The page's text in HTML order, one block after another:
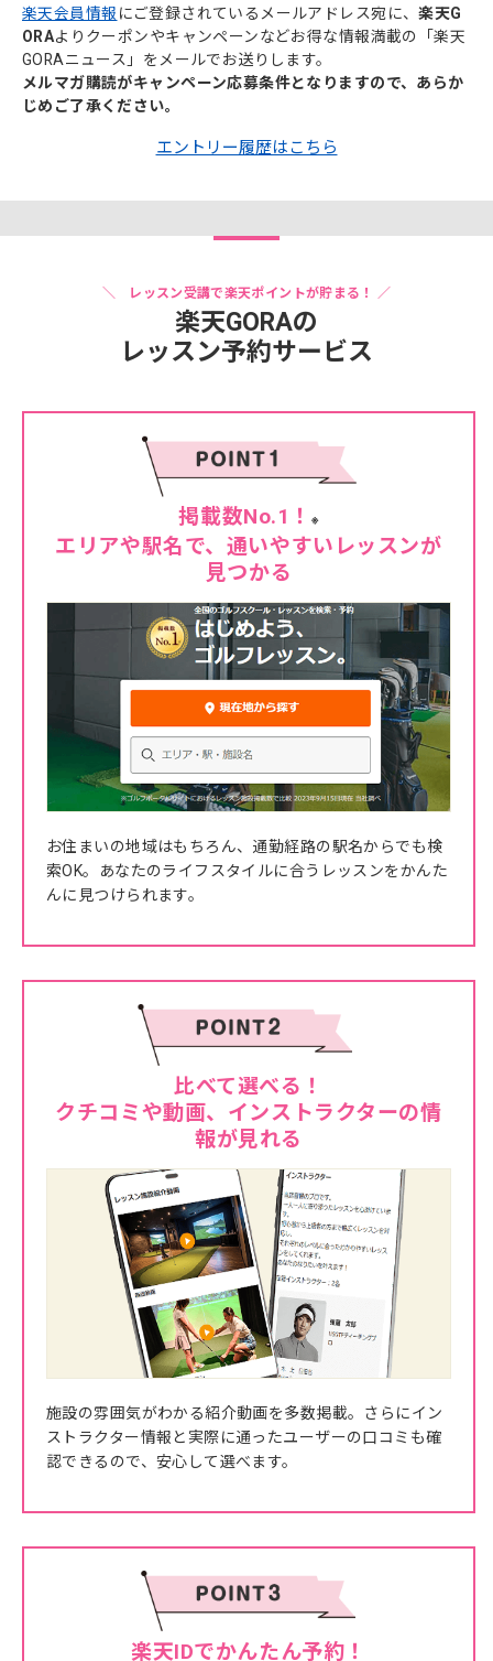
楽天会員情報 にご登録されているメールアドレス宛に、楽天G
ORAよりクーポンやキャンペーンなどお得な情報満載の「楽天
GORAニュース」をメールでお送りします。
メルマガ購読がキャンペーン応募条件となりますので、あらか
じめご了承ください。
エントリー履歴はこちら
＼ レッスン受講で楽天ポイントが貯まる！ ／
楽天GORAの
レッスン予約サービス
掲載数No.1！ ※
エリアや駅名で、通いやすいレッスンが
見つかる
お住まいの地域はもちろん、通勤経路の駅名からでも検
索OK。あなたのライフスタイルに合うレッスンをかんた
んに見つけられます。
比べて選べる！
クチコミや動画、インストラクターの情
報が見れる
施設の雰囲気がわかる紹介動画を多数掲載。さらにイン
ストラクター情報と実際に通ったユーザーの口コミも確
認できるので、安心して選べます。
楽天IDでかんたん予約！